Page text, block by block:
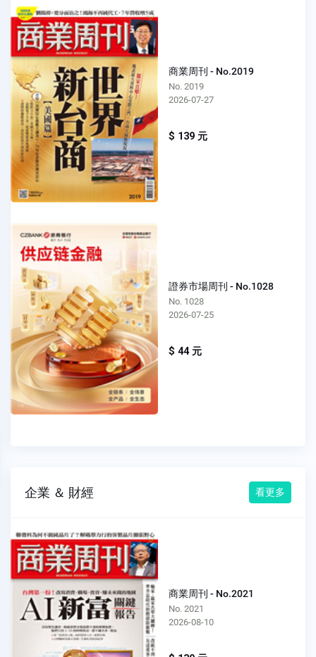
商業周刊 - No.2019
No. 2019
2026-07-27
$ 139 元
證券市場周刊 - No.1028
No. 1028
2026-07-25
$ 44 元
企業 ＆ 財經 看更多
商業周刊 - No.2021
No. 2021
2026-08-10